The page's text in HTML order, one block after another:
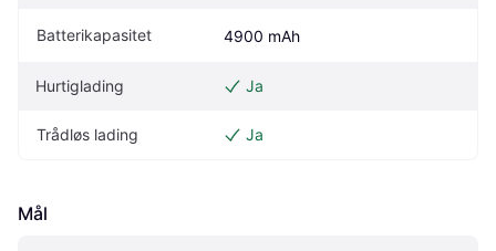
Batterikapasitet 4900 mAh
Hurtiglading Ja
Trådløs lading Ja
Mål